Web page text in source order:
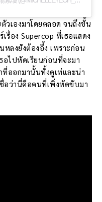
เองมาโดยตลอด จนถึงขั้น
รื่อง Supercop ที่เธอแสดง
หลงยังต้องอึ้ง เพราะก่อน
อไปหัดเรียนก่อนที่จะมา
ออกมานั้นทั้งดูเท่และน่า
ชื่อว่านี่คือคนที่เพิ่งหัดขับมา